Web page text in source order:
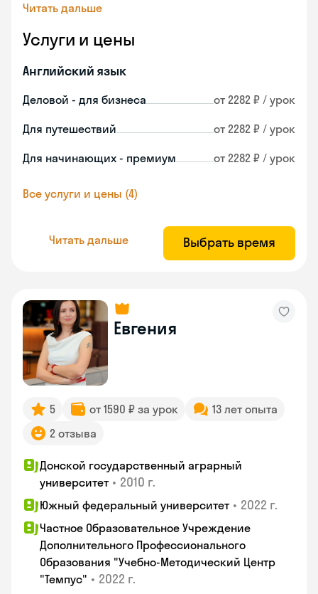
Читать дальше
Услуги и цены
Английский язык
Деловой - для бизнеса от 2282 ₽ / урок
Для путешествий от 2282 ₽ / урок
Для начинающих - премиум от 2282 ₽ / урок
Все услуги и цены (4)
Читать дальше Выбрать время
Евгения
5 от 1590 ₽ за урок
13 лет опыта
2 отзыва
Донской государственный аграрный
университет • 2010 г.
Южный федеральный университет • 2022 г.
Частное Образовательное Учреждение
Дополнительного Профессионального
Образования "Учебно-Методический Центр
"Темпус" • 2022 г.